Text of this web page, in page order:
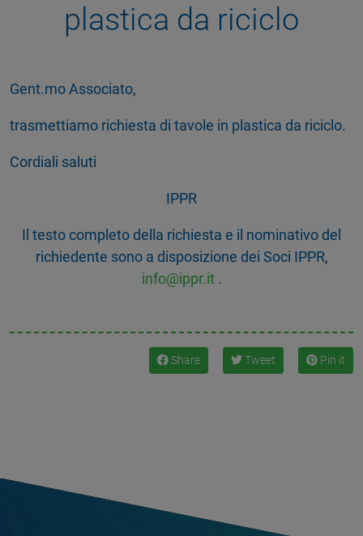
plastica da riciclo
Gent.mo Associato,
trasmettiamo richiesta di tavole in plastica da riciclo.
Cordiali saluti
IPPR
Il testo completo della richiesta e il nominativo del
richiedente sono a disposizione dei Soci IPPR,
info@ippr.it .
Share Tweet Pin it